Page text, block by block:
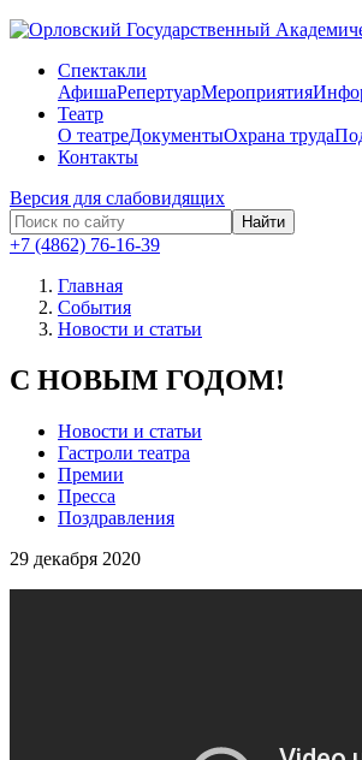
Спектакли
АфишаРепертуарМероприятия
Театр
О театреДокументыОхрана труда
Контакты
Версия для слабовидящих
Найти
+7 (4862) 76-16-39
Главная
События
Новости и статьи
С НОВЫМ ГОДОМ!
Новости и статьи
Гастроли театра
Премии
Пресса
Поздравления
29 декабря 2020